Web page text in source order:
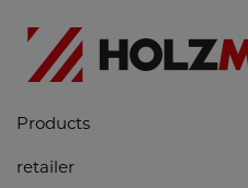
Products
retailer